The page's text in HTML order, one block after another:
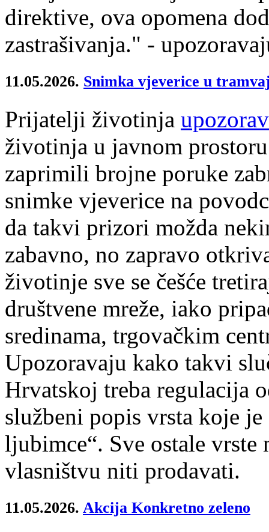
direktive, ova opomena
zastrašivanja." -
11.05.2026. Snimka vjeverice u
Prijatelji životinja
životinja u javnom
zaprimili brojne poruke
snimke vjeverice na
da takvi prizori možda
zabavno, no zapravo
životinje sve se češće
društvene mreže, iako
sredinama, trgovačkim
Upozoravaju kako takvi
Hrvatskoj treba regulacija
službeni popis vrsta koje
ljubimce“. Sve ostale
vlasništvu niti prodavati.
11.05.2026. Akcija Konkretno zeleno